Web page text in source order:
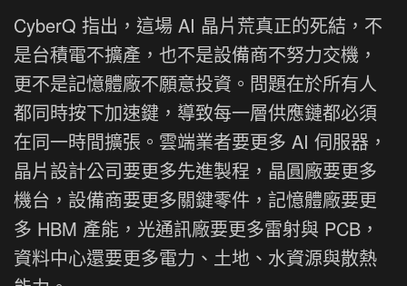
CyberQ 指出，這場 AI 晶片荒真正的死結，不
是台積電不擴產，也不是設備商不努力交機，
更不是記憶體廠不願意投資。問題在於所有人
都同時按下加速鍵，導致每一層供應鏈都必須
在同一時間擴張。雲端業者要更多 AI 伺服器，
晶片設計公司要更多先進製程，晶圓廠要更多
機台，設備商要更多關鍵零件，記憶體廠要更
多 HBM 產能，光通訊廠要更多雷射與 PCB，
資料中心還要更多電力、土地、水資源與散熱